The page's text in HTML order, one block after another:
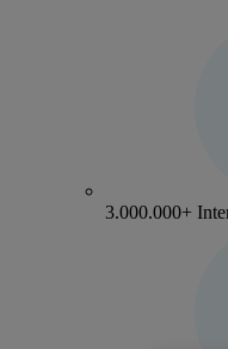
3.000.000+